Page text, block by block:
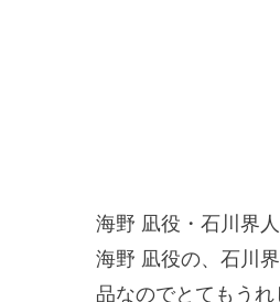
海野 凪役・石川界
海野 凪役の、石川
品なのでとてもう